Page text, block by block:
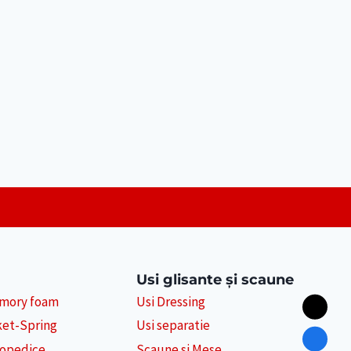
foam
Spring
Usi glisante și scaune
Usi Dressing
Usi separatie